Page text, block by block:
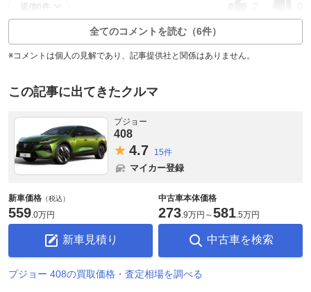
返信0件
全てのコメントを読む（6件）
※コメントは個人の見解であり、記事提供社と関係はありません。
この記事に出てきたクルマ
プジョー
408
4.7 15件
マイカー登録
新車価格 （税込）
559.0万円
新車見積り
中古車本体価格
273.9万円 ～581.5万円
中古車を検索
プジョー 408の買取価格・査定相場を調べる